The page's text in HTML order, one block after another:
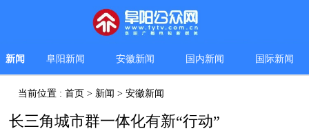
新闻 阜阳新闻 安徽新闻 国内新闻 国际新闻
当前位置 :首页 > 新闻 >安徽新闻
长三角城市群一体化有新“行动”